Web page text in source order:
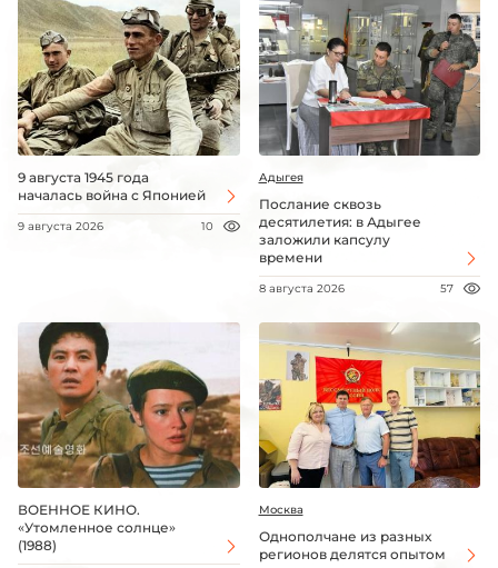
9 августа 1945 года
началась война с Японией
9 августа 2026 10
Адыгея
Послание сквозь
десятилетия: в Адыгее
заложили капсулу
времени
8 августа 2026 57
ВОЕННОЕ КИНО.
«Утомленное солнце»
(1988)
Москва
Однополчане из разных
регионов делятся опытом